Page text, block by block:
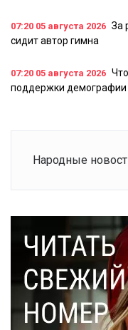
07:20 05 августа 2026 За
сидит автор гимна
07:20 05 августа 2026
поддержки демографии
Народные